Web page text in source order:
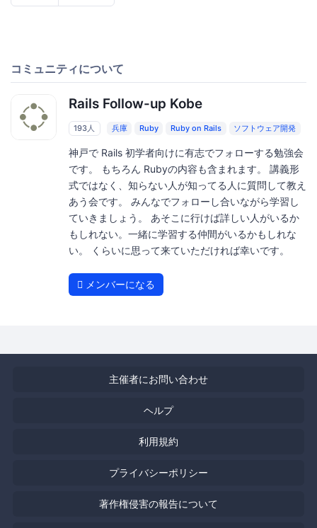
コミュニティについて
Rails Follow-up Kobe
193人 兵庫 Ruby Ruby on Rails ソフトウェア開発
神戸で Rails 初学者向けに有志でフォローする勉強会
です。 もちろん Rubyの内容も含まれます。 講義形
式ではなく、知らない人が知ってる人に質問して教え
あう会です。 みんなでフォローし合いながら学習し
ていきましょう。 あそこに行けば詳しい人がいるか
もしれない。一緒に学習する仲間がいるかもしれな
い。 くらいに思って来ていただければ幸いです。
メンバーになる
主催者にお問い合わせ
ヘルプ
利用規約
プライバシーポリシー
著作権侵害の報告について